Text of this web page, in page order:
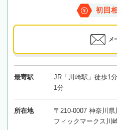
初回
メ
最寄駅
JR「川崎駅」徒歩1
1分
所在地
〒210-0007 神奈川
フィックマークス川